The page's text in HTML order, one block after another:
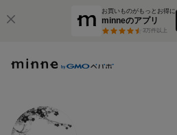
お買いものがもっとお得に
minneのアプリ
3万件以上